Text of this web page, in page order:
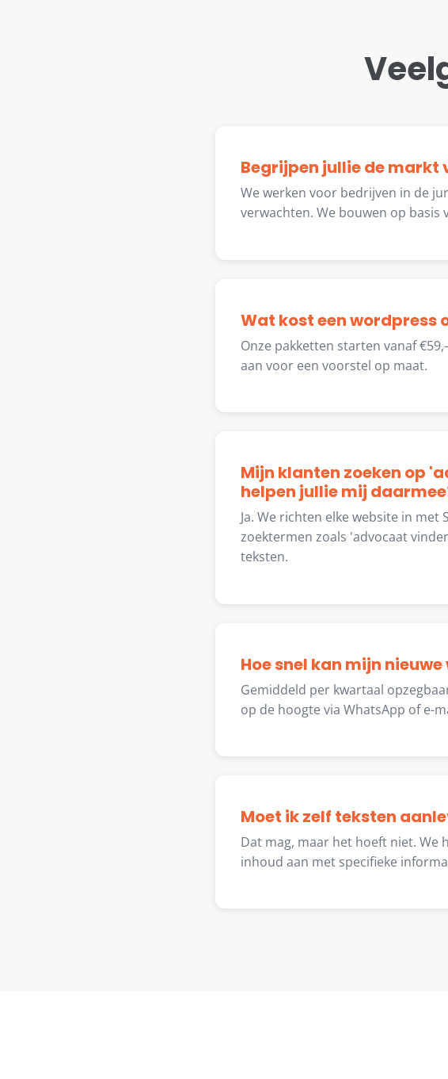
Begrijpen jullie de markt
We werken voor bedrijven in de
verwachten. We bouwen op
Wat kost een wordpress
Onze pakketten starten vanaf
aan voor een voorstel op maat.
Mijn klanten zoeken op
helpen jullie mij
Ja. We richten elke website in met
zoektermen zoals 'advocaat
teksten.
Hoe snel kan mijn
Gemiddeld per kwartaal
op de hoogte via WhatsApp of e-
Moet ik zelf teksten
Dat mag, maar het hoeft niet. We
inhoud aan met specifieke